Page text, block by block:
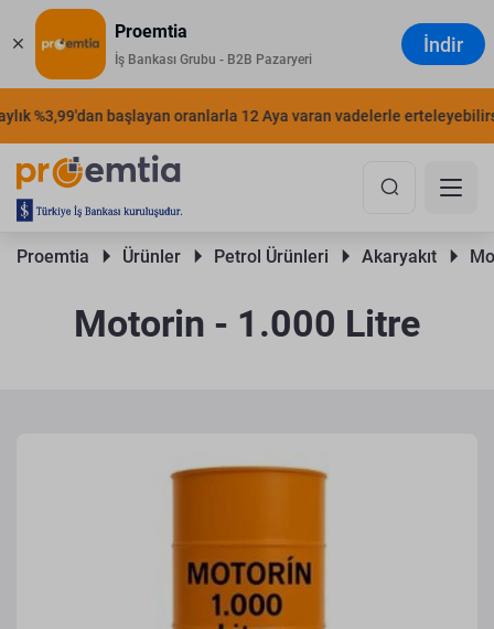
Proemtia
İş Bankası Grubu - B2B Pazaryeri
İndir
%3,99'dan başlayan oranlarla 12 Aya varan vadelerle
Proemtia Ürünler Petrol Ürünleri Akaryakıt
Motorin - 1.000 Litre